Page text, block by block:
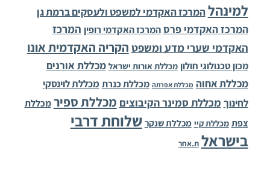
למינהלהמרכז האקדמי למשפט ולעסקים ברמת גן
המרכז האקדמי פרס המרכז האקדמי רופין המרכז
האקדמי שערי מדע ומשפט הקריה האקדמית אונו
מכון טכנולוגי חולון מכללת אורות ישראל מכללת אורנים
מכללת אחוה מכללת אפרתה מכללת כנרת מכללת לוינסקי
לחינוך מכללת סמינר הקיבוצים מכללת ספיר מכללת
צפת מכללת קיי מכללת שנקר שלוחת דרבי
בישראל ת.אחר